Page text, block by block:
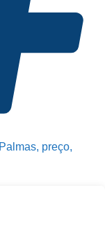
Palmas, preço,